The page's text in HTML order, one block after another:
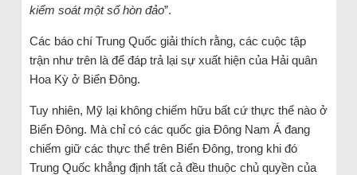
kiểm soát một số hòn đảo”.
Các báo chí Trung Quốc giải thích rằng, các cuộc tập
trận như trên là để đáp trả lại sự xuất hiện của Hải quân
Hoa Kỳ ở Biển Đông.
Tuy nhiên, Mỹ lại không chiếm hữu bất cứ thực thể nào ở
Biển Đông. Mà chỉ có các quốc gia Đông Nam Á đang
chiếm giữ các thực thể trên Biển Đông, trong khi đó
Trung Quốc khẳng định tất cả đều thuộc chủ quyền của